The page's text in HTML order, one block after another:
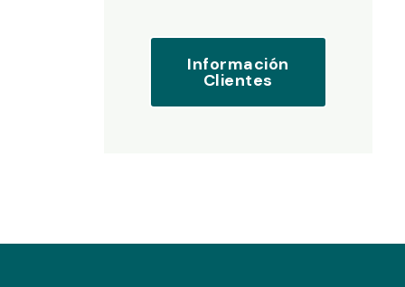
Información
Clientes